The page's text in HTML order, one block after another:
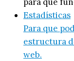
Estadísticas
Para que
estructura
web.